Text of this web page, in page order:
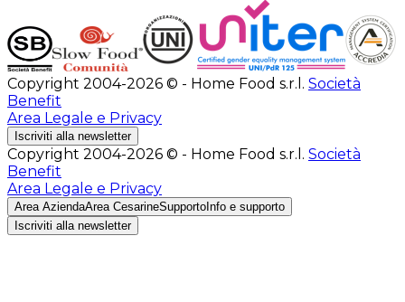
Copyright 2004-2026 © - Home Food s.r.l. Società
Benefit
Area Legale e Privacy
Iscriviti alla newsletter
Copyright 2004-2026 © - Home Food s.r.l. Società
Benefit
Area Legale e Privacy
Area AziendaArea CesarineSupporto Info e supporto
Iscriviti alla newsletter